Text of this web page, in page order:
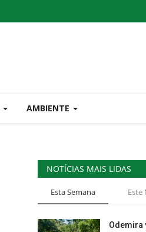
AMBIENTE
NOTÍCIAS MAIS LIDAS
Esta Semana Este
Odemira